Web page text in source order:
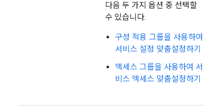
다음 두 가지 옵션 중 선택할
수 있습니다.
구성 적용 그룹을 사용하여
서비스 설정 맞춤설정하기
액세스 그룹을 사용하여 서
비스 액세스 맞춤설정하기